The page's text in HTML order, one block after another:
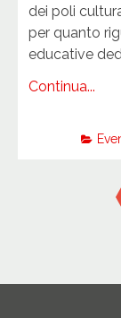
dei poli
per quanto
educative
Continua...